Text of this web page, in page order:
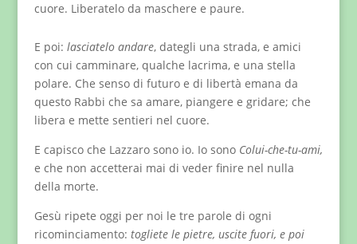
cuore. Liberatelo da maschere e paure.
E poi: lasciatelo andare, dategli una strada, e amici
con cui camminare, qualche lacrima, e una stella
polare. Che senso di futuro e di libertà emana da
questo Rabbi che sa amare, piangere e gridare; che
libera e mette sentieri nel cuore.
E capisco che Lazzaro sono io. Io sono Colui-che-tu-ami,
e che non accetterai mai di veder finire nel nulla
della morte.
Gesù ripete oggi per noi le tre parole di ogni
ricominciamento: togliete le pietre, uscite fuori, e poi